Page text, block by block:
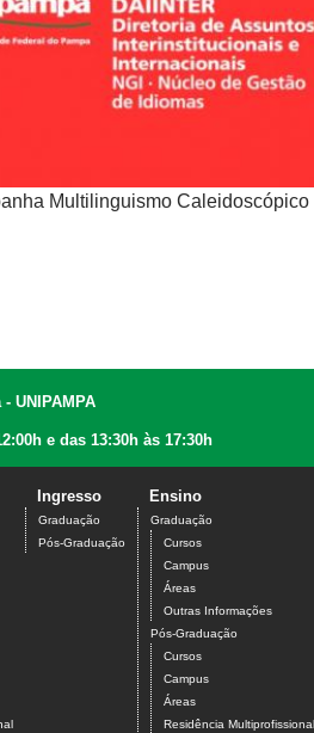
Multilinguismo Caleidoscópico
UNIPAMPA
e das 13:30h às 17:30h
Ingresso
Graduação
Pós-Graduação
Ensino
Graduação
Cursos
Campus
Áreas
Outras Informações
Pós-Graduação
Cursos
Campus
Áreas
Residência Multiprofissional